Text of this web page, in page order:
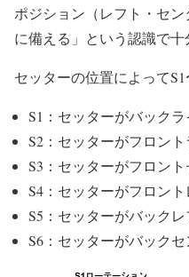
ポジション（レフト・セ
に備える」という認識で十
セッターの位置によってS1
S1：セッターがバック
S2：セッターがフロン
S3：セッターがフロン
S4：セッターがフロン
S5：セッターがバック
S6：セッターがバック